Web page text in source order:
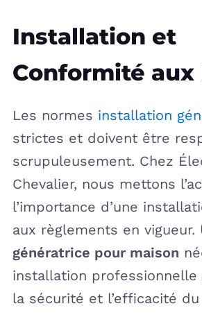
Installation et
Conformité aux
Les normes installation
strictes et doivent être
scrupuleusement. Chez
Chevalier, nous mettons
l’importance d’une
aux règlements en vigueur.
génératrice pour maison
installation professionnelle
la sécurité et l’efficacité